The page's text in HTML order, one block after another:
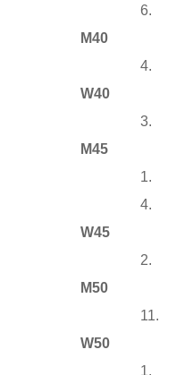
6.
M40
4.
W40
3.
M45
1.
4.
W45
2.
M50
11.
W50
1.